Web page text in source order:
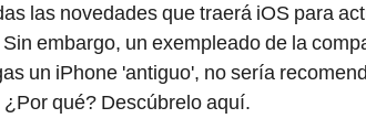
las novedades que traerá iOS para
embargo, un exempleado de la
un iPhone 'antiguo', no sería
qué? Descúbrelo aquí.